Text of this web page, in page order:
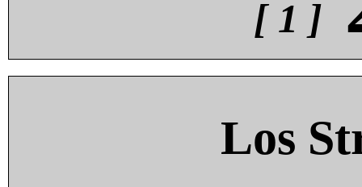
[ 1 ]
Los